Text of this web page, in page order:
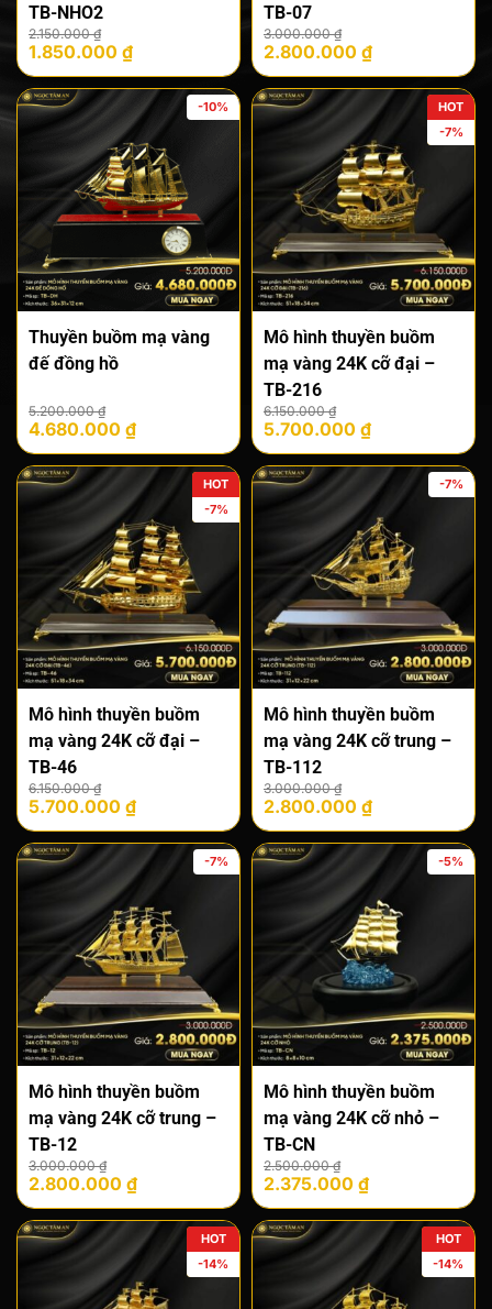
TB-NHO2
2.150.000₫
Giá
gốc
là:
2.150.000 ₫.
1.850.000 ₫
Giá
hiện
tại
là:
1.850.000 ₫.
TB-07
3.000.000₫
Giá
gốc
là:
3.000.000 ₫.
2.800.000 ₫
Giá
hiện
tại
là:
2.800.000 ₫.
-10%
Thuyền buồm mạ vàng
đế đồng hồ
5.200.000₫
Giá
gốc
là:
5.200.000 ₫.
4.680.000 ₫
Giá
hiện
tại
là:
4.680.000 ₫.
HOT
-7%
Mô hình thuyền buồm
mạ vàng 24K cỡ đại –
TB-216
6.150.000₫
Giá
gốc
là:
6.150.000 ₫.
5.700.000 ₫
Giá
hiện
tại
là:
5.700.000 ₫.
HOT
-7%
Mô hình thuyền buồm
mạ vàng 24K cỡ đại –
TB-46
6.150.000₫
Giá
gốc
là:
6.150.000 ₫.
5.700.000 ₫
Giá
hiện
tại
là:
5.700.000 ₫.
-7%
Mô hình thuyền buồm
mạ vàng 24K cỡ trung –
TB-112
3.000.000₫
Giá
gốc
là:
3.000.000 ₫.
2.800.000 ₫
Giá
hiện
tại
là:
2.800.000 ₫.
-7%
Mô hình thuyền buồm
mạ vàng 24K cỡ trung –
TB-12
3.000.000₫
Giá
gốc
là:
3.000.000 ₫.
2.800.000 ₫
Giá
hiện
tại
là:
2.800.000 ₫.
-5%
Mô hình thuyền buồm
mạ vàng 24K cỡ nhỏ –
TB-CN
2.500.000₫
Giá
gốc
là:
2.500.000 ₫.
2.375.000 ₫
Giá
hiện
tại
là:
2.375.000 ₫.
HOT
-14%
HOT
-14%